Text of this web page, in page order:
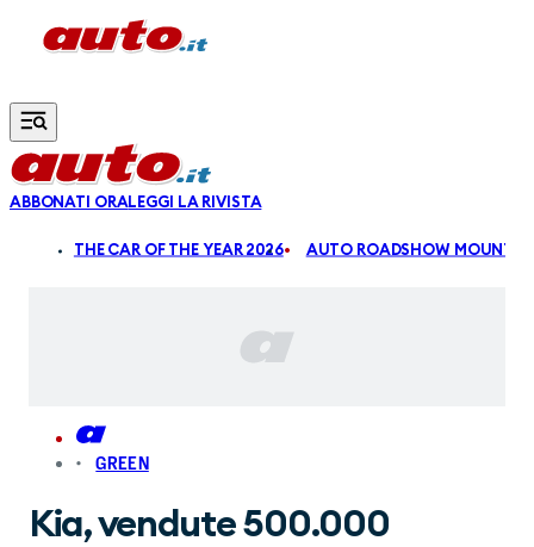
Vai al contenuto principale
ABBONATI ORALEGGI LA RIVISTA
THE CAR OF THE YEAR 2026 AUTO ROADSHOW
GREEN
Kia, vendute 500.000